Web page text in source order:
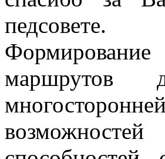
педсовете.
маршрутов